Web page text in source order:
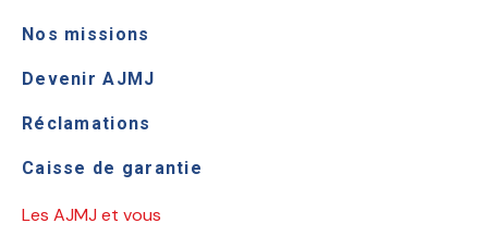
Nos missions
Devenir AJMJ
Réclamations
Caisse de garantie
Les AJMJ et vous